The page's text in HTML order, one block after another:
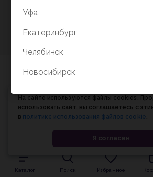
Каталог Поиск Избранное
На сайте используются файлы cookies.
использовать сайт, вы соглашаетесь с
в политике использования файлов cookie.
Я согласен
Уфа
Екатеринбург
Челябинск
Новосибирск